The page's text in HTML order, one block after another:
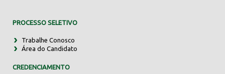
PROCESSO SELETIVO
Trabalhe Conosco
Área do Candidato
CREDENCIAMENTO